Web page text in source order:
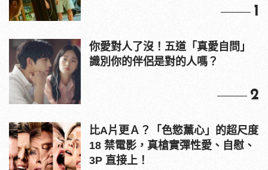
1
你愛對人了沒！五道「真愛自問」
識別你的伴侶是對的人嗎？
2
比A片更Ａ？「色慾薰心」的超尺度
18 禁電影，真槍實彈性愛、自慰、
3P 直接上！